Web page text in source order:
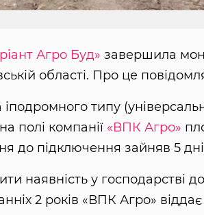
Агро Буд» завершила
області. Про це
типу
полі компанії «ВПК Агро»
до підключення зайняв 5
наявність у
2 років «ВПК Агро»